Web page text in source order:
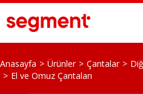
Anasayfa Ürünler Çantalar
El ve Omuz Çantaları